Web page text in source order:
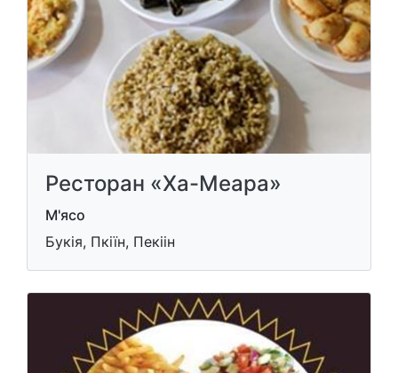
Ресторан «Ха-Меара»
М'ясо
Букія, Пкіїн, Пекіін